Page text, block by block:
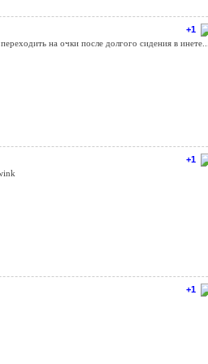
+1
на очки после долгого сидения в инете...
+1
+1